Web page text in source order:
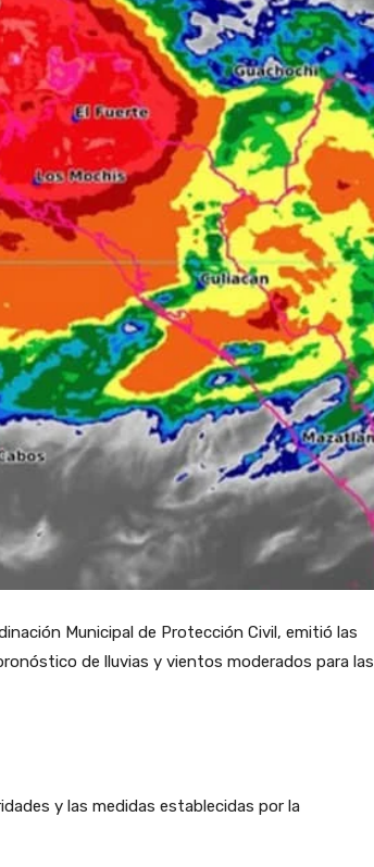
Municipal de Protección Civil, emitió las
de lluvias y vientos moderados para las
y las medidas establecidas por la